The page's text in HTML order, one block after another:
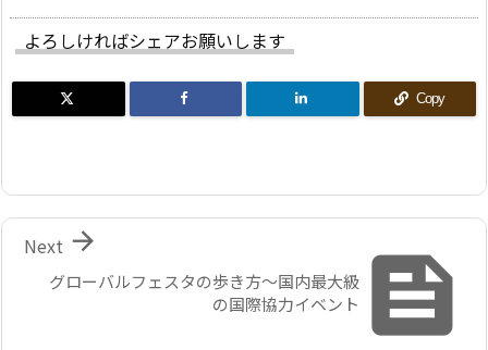
よろしければシェアお願いします
Copy

グローバルフェスタの歩き方～国内最大級
の国際協力イベント

Next